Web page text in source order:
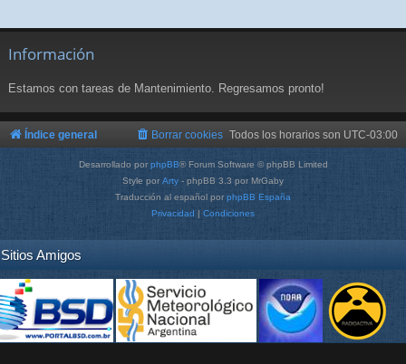
Información
Estamos con tareas de Mantenimiento. Regresamos pronto!
Índice general Todos los horarios son UTC-03:00
Borrar cookies
Desarrollado por phpBB® Forum Software © phpBB Limited
Style por Arty - phpBB 3.3 por MrGaby
Traducción al español por phpBB España
Privacidad | Condiciones
Sitios Amigos